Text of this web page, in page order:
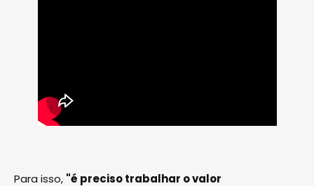
Para isso, "é preciso trabalhar o valor